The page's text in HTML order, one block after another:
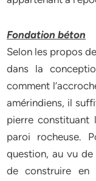
Fondation béton
Selon les propos
dans la
comment
amérindiens, il
pierre constituant
paroi rocheuse.
question, au vu
de construire